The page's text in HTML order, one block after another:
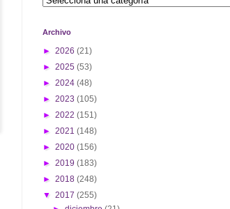
Archivo
► 2026 (21)
► 2025 (53)
► 2024 (48)
► 2023 (105)
► 2022 (151)
► 2021 (148)
► 2020 (156)
► 2019 (183)
► 2018 (248)
▼ 2017 (255)